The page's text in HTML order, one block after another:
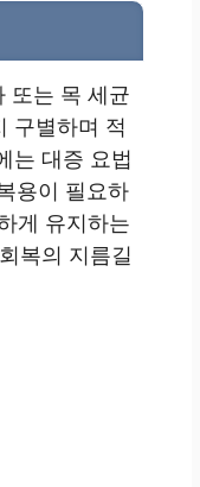
또는 목 세균
구별하며 적
는 대증 요법
용이 필요하
게 유지하는
복의 지름길